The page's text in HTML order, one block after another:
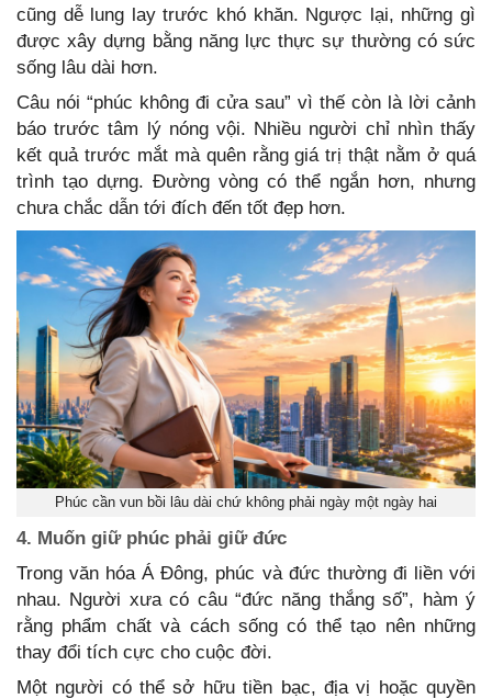
cũng dễ lung lay trước khó khăn. Ngược lại, những gì
được xây dựng bằng năng lực thực sự thường có sức
sống lâu dài hơn.
Câu nói “phúc không đi cửa sau” vì thế còn là lời cảnh
báo trước tâm lý nóng vội. Nhiều người chỉ nhìn thấy
kết quả trước mắt mà quên rằng giá trị thật nằm ở quá
trình tạo dựng. Đường vòng có thể ngắn hơn, nhưng
chưa chắc dẫn tới đích đến tốt đẹp hơn.
Phúc cần vun bồi lâu dài chứ không phải ngày một ngày hai
4. Muốn giữ phúc phải giữ đức
Trong văn hóa Á Đông, phúc và đức thường đi liền với
nhau. Người xưa có câu “đức năng thắng số”, hàm ý
rằng phẩm chất và cách sống có thể tạo nên những
thay đổi tích cực cho cuộc đời.
Một người có thể sở hữu tiền bạc, địa vị hoặc quyền